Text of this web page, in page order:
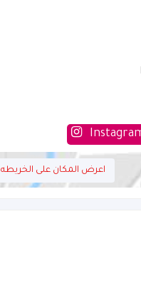
اعرض المكان على الخريطه